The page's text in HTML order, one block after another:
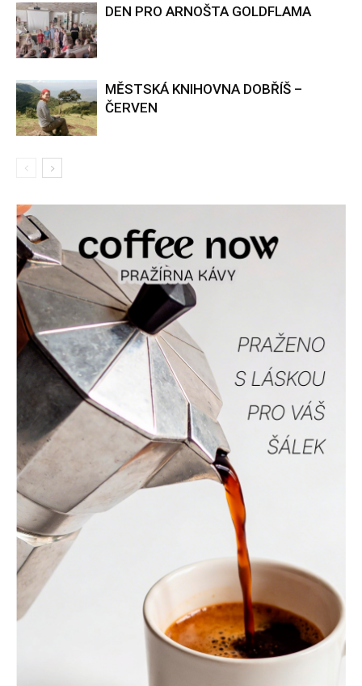
DEN PRO ARNOŠTA GOLDFLAMA
MĚSTSKÁ KNIHOVNA DOBŘÍŠ –
ČERVEN